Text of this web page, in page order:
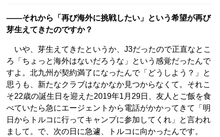
――それから「再び海外に挑戦したい」という希望が再び
芽生えてきたのですか？
いや、芽生えてきたというか、J3だったので正直なとこ
ろ「ちょっと海外はないだろうな」という感覚だったんで
すよ。北九州が契約満了になったんで「どうしよう？」と
思うも、新たなクラブはなかなか見つからなくて。それこ
そ22歳の誕生日を迎えた2019年1月29日、友人とご飯を食
べていたら急にエージェントから電話がかかってきて「明
日からトルコに行ってキャンプに参加してくれ」と言われ
まして。で、次の日に急遽、トルコに向かったんです。